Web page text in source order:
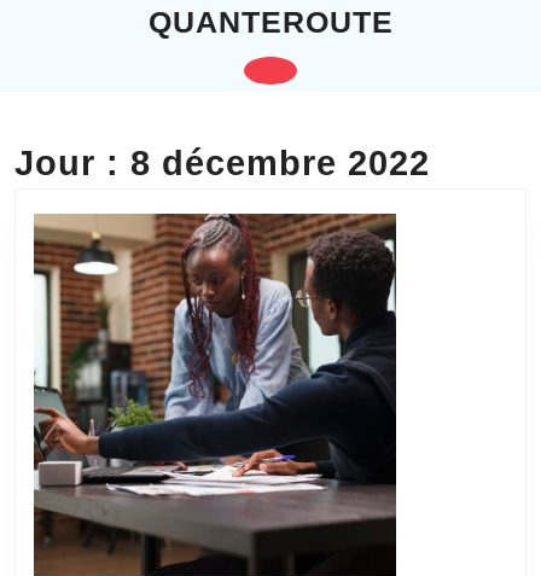
QUANTEROUTE
Open
Jour : 8 décembre 2022